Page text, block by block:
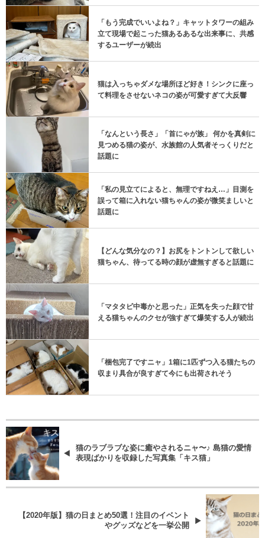
「もう完成でいいよね？」キャットタワーの組み
立て現場で起こった猫あるあるな出来事に、共感
するユーザーが続出
猫は入っちゃダメな場所ほど好き！シンクに座っ
て料理をさせないネコの姿が可愛すぎて大反響
「なんという長さ」「首にゃが族」 何かを真剣に
見つめる猫の姿が、水族館の人気者そっくりだと
話題に
「私の見立てによると、無理ですねえ…」目測を
誤って箱に入れない猫ちゃんの姿が微笑ましいと
話題に
【どんな気分なの？】お尻をトントンして欲しい
猫ちゃん、待ってる時の顔が虚無すぎると話題に
「マタタビ中毒かと思った」正気を失った顔で甘
える猫ちゃんのクセが強すぎて爆笑する人が続出
「梱包完了ですニャ」1箱に1匹ずつ入る猫たちの
収まり具合が良すぎて今にも出荷されそう
猫のラブラブな姿に癒やされるニャ〜♪ 島猫の愛情
表現ばかりを収録した写真集「キス猫」
【2020年版】猫の日まとめ50選！注目のイベント
やグッズなどを一挙公開